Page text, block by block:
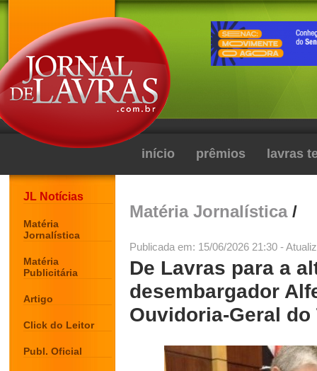
início prêmios lavras
JL Notícias
Matéria
Jornalística
Matéria
Publicitária
Artigo
Click do Leitor
Publ. Oficial
Matéria Jornalística/
Publicada em: 15/06/2026 21:30 -
De Lavras para a
desembargador
Ouvidoria-Geral do